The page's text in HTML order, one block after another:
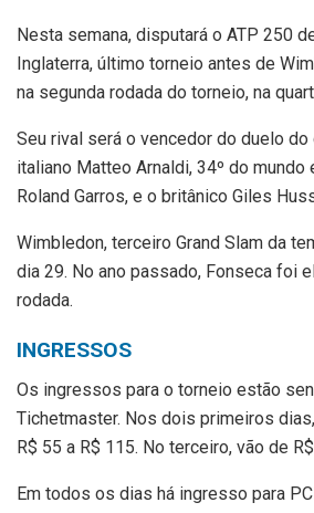
Nesta semana, disputará o ATP 250
Inglaterra, último torneio antes de
na segunda rodada do torneio, na
Seu rival será o vencedor do duelo
italiano Matteo Arnaldi, 34º do
Roland Garros, e o britânico Giles
Wimbledon, terceiro Grand Slam da
dia 29. No ano passado, Fonseca foi
rodada.
INGRESSOS
Os ingressos para o torneio estão
Tichetmaster. Nos dois primeiros
R$ 55 a R$ 115. No terceiro, vão de
Em todos os dias há ingresso para